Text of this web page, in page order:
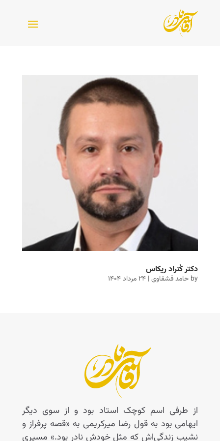
دکتر کُنراد ریکاس
by حامد قشقاوی| ۲۴ مرداد ۱۴۰۴
از طرفی اسم کوچک استاد بود و از سوی دیگر
ایهامی بود به قول رضا میرکریمی به «قصه پرفراز و
نشیب زندگی‌اش که مثل خودش نادر بود.» مسیری